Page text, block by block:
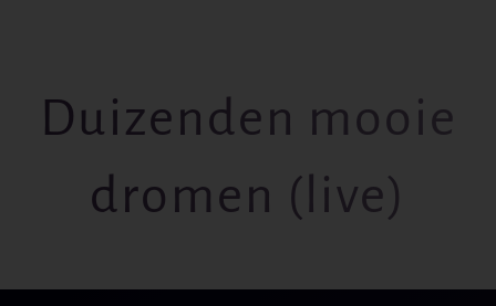
Duizenden mooie
dromen (live)